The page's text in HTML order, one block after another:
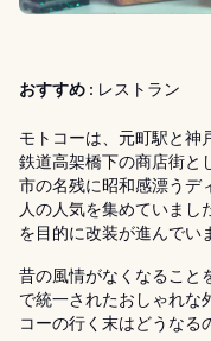
おすすめ : レストラン
モトコーは、元町駅と神
鉄道高架橋下の商店街と
市の名残に昭和感漂うデ
人の人気を集めていまし
を目的に改装が進んでい
昔の風情がなくなること
で統一されたおしゃれな
コーの行く末はどうなる